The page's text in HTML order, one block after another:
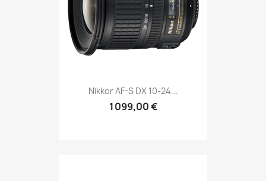
Nikkor AF-S DX 10-24...
1 099,00 €